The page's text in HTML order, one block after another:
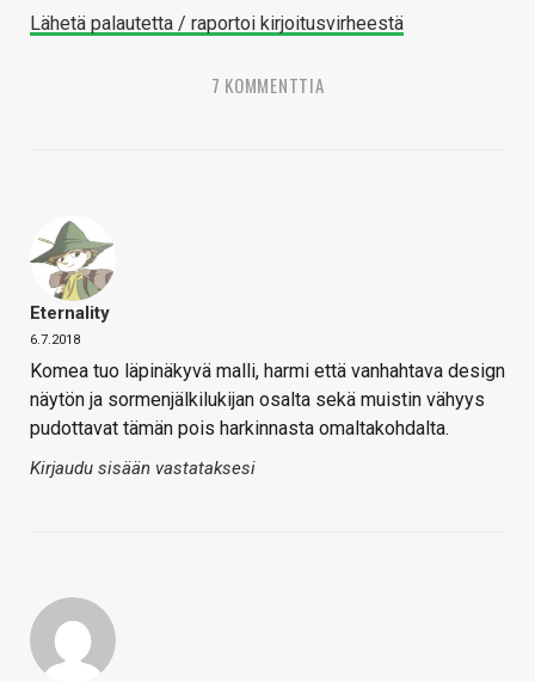
Lähetä palautetta / raportoi kirjoitusvirheestä
7 KOMMENTTIA
Eternality
6.7.2018
Komea tuo läpinäkyvä malli, harmi että vanhahtava design
näytön ja sormenjälkilukijan osalta sekä muistin vähyys
pudottavat tämän pois harkinnasta omaltakohdalta.
Kirjaudu sisään vastataksesi